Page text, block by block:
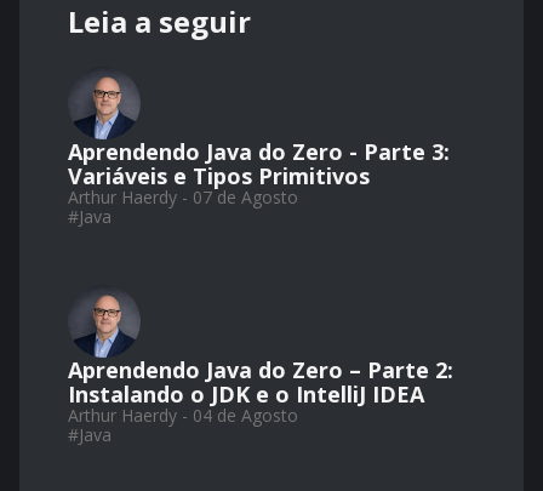
Leia a seguir
Aprendendo Java do Zero - Parte 3:
Variáveis e Tipos Primitivos
Arthur Haerdy - 07 de Agosto
#Java
Aprendendo Java do Zero – Parte 2:
Instalando o JDK e o IntelliJ IDEA
Arthur Haerdy - 04 de Agosto
#Java